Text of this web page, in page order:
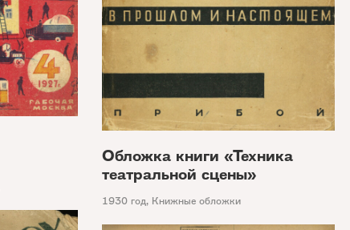
Обложка книги «Техника
театральной сцены»
1930 год, Книжные обложки